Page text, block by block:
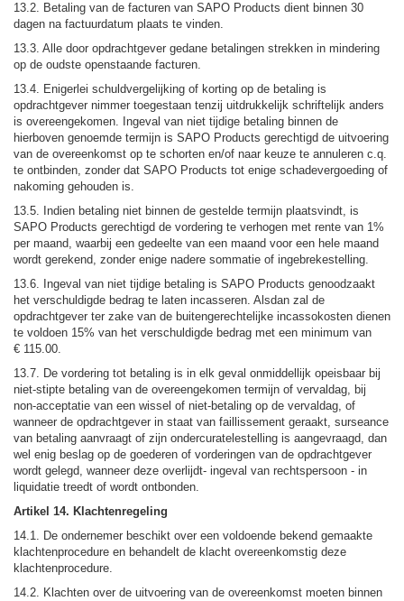
13.2. Betaling van de facturen van SAPO Products dient binnen 30
dagen na factuurdatum plaats te vinden.
13.3. Alle door opdrachtgever gedane betalingen strekken in mindering
op de oudste openstaande facturen.
13.4. Enigerlei schuldvergelijking of korting op de betaling is
opdrachtgever nimmer toegestaan tenzij uitdrukkelijk schriftelijk anders
is overeengekomen. Ingeval van niet tijdige betaling binnen de
hierboven genoemde termijn is SAPO Products gerechtigd de uitvoering
van de overeenkomst op te schorten en/of naar keuze te annuleren c.q.
te ontbinden, zonder dat SAPO Products tot enige schadevergoeding of
nakoming gehouden is.
13.5. Indien betaling niet binnen de gestelde termijn plaatsvindt, is
SAPO Products gerechtigd de vordering te verhogen met rente van 1%
per maand, waarbij een gedeelte van een maand voor een hele maand
wordt gerekend, zonder enige nadere sommatie of ingebrekestelling.
13.6. Ingeval van niet tijdige betaling is SAPO Products genoodzaakt
het verschuldigde bedrag te laten incasseren. Alsdan zal de
opdrachtgever ter zake van de buitengerechtelijke incassokosten dienen
te voldoen 15% van het verschuldigde bedrag met een minimum van
€ 115.00.
13.7. De vordering tot betaling is in elk geval onmiddellijk opeisbaar bij
niet-stipte betaling van de overeengekomen termijn of vervaldag, bij
non-acceptatie van een wissel of niet-betaling op de vervaldag, of
wanneer de opdrachtgever in staat van faillissement geraakt, surseance
van betaling aanvraagt of zijn ondercuratelestelling is aangevraagd, dan
wel enig beslag op de goederen of vorderingen van de opdrachtgever
wordt gelegd, wanneer deze overlijdt- ingeval van rechtspersoon - in
liquidatie treedt of wordt ontbonden.
Artikel 14. Klachtenregeling
14.1. De ondernemer beschikt over een voldoende bekend gemaakte
klachtenprocedure en behandelt de klacht overeenkomstig deze
klachtenprocedure.
14.2. Klachten over de uitvoering van de overeenkomst moeten binnen